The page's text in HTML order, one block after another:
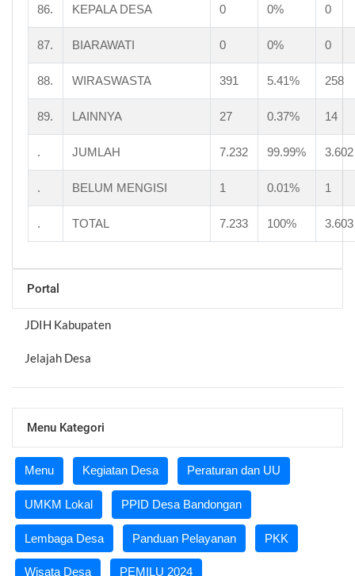
86. KEPALA DESA 0 0% 0
87. BIARAWATI 0 0% 0
88. WIRASWASTA 391 5.41% 258
89. LAINNYA 27 0.37% 14
. JUMLAH 7.232 99.99% 3.602
. BELUM MENGISI 1 0.01% 1
. TOTAL 7.233 100% 3.603
Portal
JDIH Kabupaten
Jelajah Desa
Menu Kategori
Menu Kegiatan Desa Peraturan dan UU
UMKM Lokal PPID Desa Bandongan
Lembaga Desa Panduan Pelayanan PKK
Wisata Desa PEMILU 2024